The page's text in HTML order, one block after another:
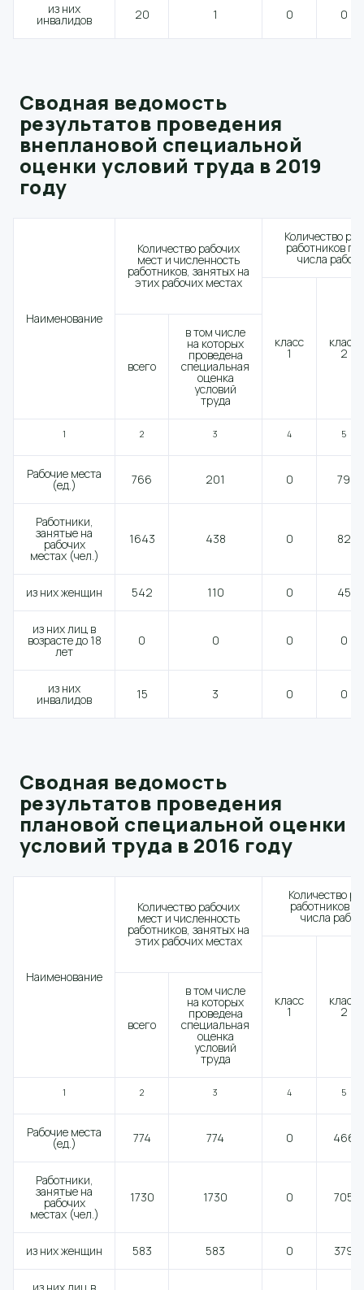
из них
инвалидов 20 1 0 0
Сводная ведомость
результатов проведения
внеплановой специальной
оценки условий труда в 2019
году
Наименование
Количество рабочих
мест и численность
работников, занятых на
этих рабочих местах
Количество
работников
числа
класс
1
класс
2
всего
в том числе
на которых
проведена
специальная
оценка
условий
труда
1 2 3 4 5
Рабочие места
(ед.) 766 201 0 79
Работники,
занятые на
рабочих
местах (чел.)
1643 438 0 82
из них женщин 542 110 0 45
из них лиц в
возрасте до 18
лет
0 0 0 0
из них
инвалидов 15 3 0 0
Сводная ведомость
результатов проведения
плановой специальной оценки
условий труда в 2016 году
Наименование
Количество рабочих
мест и численность
работников, занятых на
этих рабочих местах
Количество
работников
числа
класс
1
класс
2
всего
в том числе
на которых
проведена
специальная
оценка
условий
труда
1 2 3 4 5
Рабочие места
(ед.) 774 774 0 466
Работники,
занятые на
рабочих
местах (чел.)
1730 1730 0 705
из них женщин 583 583 0 379